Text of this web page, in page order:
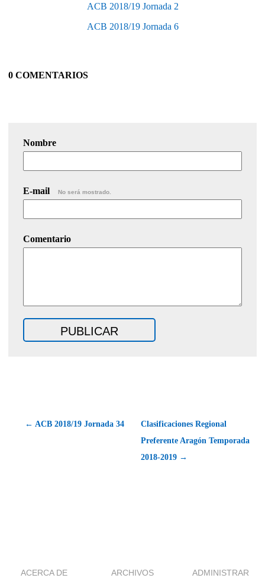
ACB 2018/19 Jornada 2
ACB 2018/19 Jornada 6
0 COMENTARIOS
Nombre
E-mail No será mostrado.
Comentario
← ACB 2018/19 Jornada 34
Clasificaciones Regional
Preferente Aragón Temporada
2018-2019 →
ACERCA DE ARCHIVOS ADMINISTRAR